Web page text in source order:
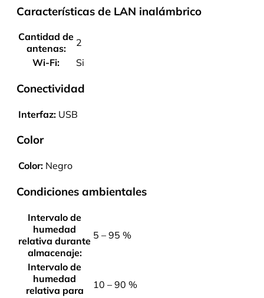
Características de LAN inalámbrico
Cantidad de
antenas:
2
Wi-Fi:
Si
Conectividad
Interfaz: USB
Color
Color: Negro
Condiciones ambientales
Intervalo de
humedad
relativa durante
almacenaje:
5 – 95 %
Intervalo de
humedad
relativa para
10 – 90 %